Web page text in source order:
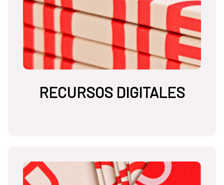
RECURSOS DIGITALES